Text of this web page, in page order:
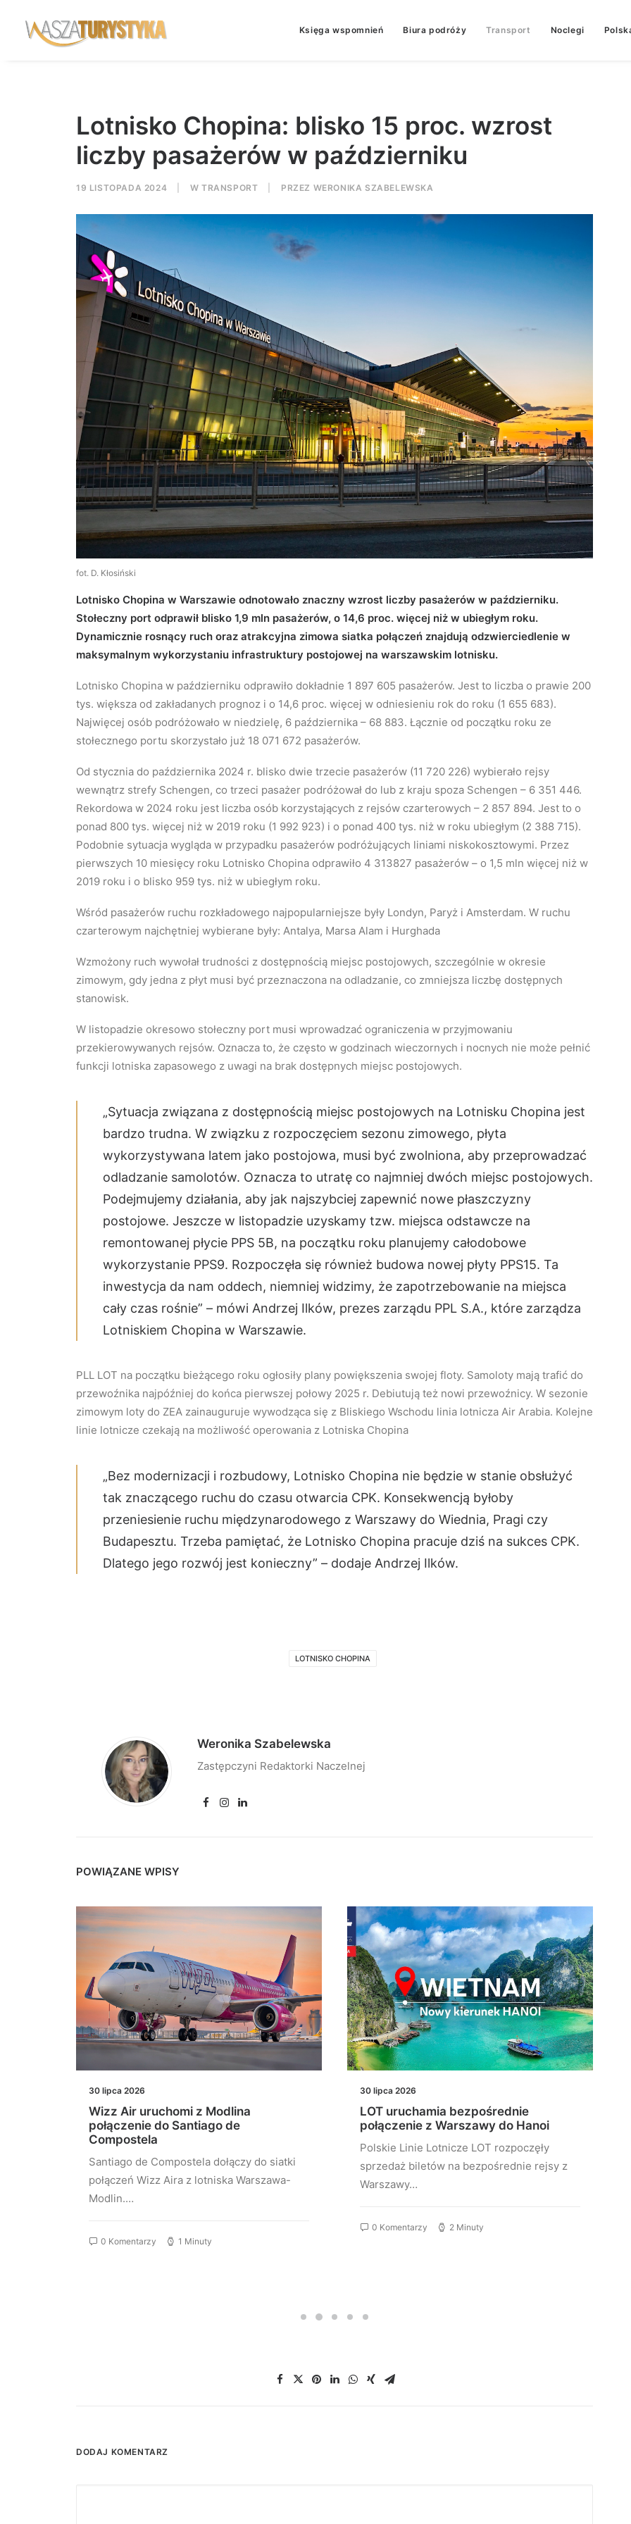
Księga wspomnień Biura podróży Transport Noclegi
Lotnisko Chopina: blisko 15 proc. wzrost
liczby pasażerów w październiku
19 LISTOPADA 2024 WTRANSPORT PRZEZ WERONIKA SZABELEWSKA
fot. D. Kłosiński
Lotnisko Chopina w Warszawie odnotowało znaczny wzrost liczby pasażerów w październiku.
Stołeczny port odprawił blisko 1,9 mln pasażerów, o 14,6 proc. więcej niż w ubiegłym roku.
Dynamicznie rosnący ruch oraz atrakcyjna zimowa siatka połączeń znajdują odzwierciedlenie w
maksymalnym wykorzystaniu infrastruktury postojowej na warszawskim lotnisku.
Lotnisko Chopina w październiku odprawiło dokładnie 1 897 605 pasażerów. Jest to liczba o prawie 200
tys. większa od zakładanych prognoz i o 14,6 proc. więcej w odniesieniu rok do roku (1 655 683).
Najwięcej osób podróżowało w niedzielę, 6 października – 68 883. Łącznie od początku roku ze
stołecznego portu skorzystało już 18 071 672 pasażerów.
Od stycznia do października 2024 r. blisko dwie trzecie pasażerów (11 720 226) wybierało rejsy
wewnątrz strefy Schengen, co trzeci pasażer podróżował do lub z kraju spoza Schengen – 6 351 446.
Rekordowa w 2024 roku jest liczba osób korzystających z rejsów czarterowych – 2 857 894. Jest to o
ponad 800 tys. więcej niż w 2019 roku (1 992 923) i o ponad 400 tys. niż w roku ubiegłym (2 388 715).
Podobnie sytuacja wygląda w przypadku pasażerów podróżujących liniami niskokosztowymi. Przez
pierwszych 10 miesięcy roku Lotnisko Chopina odprawiło 4 313827 pasażerów – o 1,5 mln więcej niż w
2019 roku i o blisko 959 tys. niż w ubiegłym roku.
Wśród pasażerów ruchu rozkładowego najpopularniejsze były Londyn, Paryż i Amsterdam. W ruchu
czarterowym najchętniej wybierane były: Antalya, Marsa Alam i Hurghada
Wzmożony ruch wywołał trudności z dostępnością miejsc postojowych, szczególnie w okresie
zimowym, gdy jedna z płyt musi być przeznaczona na odladzanie, co zmniejsza liczbę dostępnych
stanowisk.
W listopadzie okresowo stołeczny port musi wprowadzać ograniczenia w przyjmowaniu
przekierowywanych rejsów. Oznacza to, że często w godzinach wieczornych i nocnych nie może pełnić
funkcji lotniska zapasowego z uwagi na brak dostępnych miejsc postojowych.
„Sytuacja związana z dostępnością miejsc postojowych na Lotnisku Chopina jest
bardzo trudna. W związku z rozpoczęciem sezonu zimowego, płyta
wykorzystywana latem jako postojowa, musi być zwolniona, aby przeprowadzać
odladzanie samolotów. Oznacza to utratę co najmniej dwóch miejsc postojowych.
Podejmujemy działania, aby jak najszybciej zapewnić nowe płaszczyzny
postojowe. Jeszcze w listopadzie uzyskamy tzw. miejsca odstawcze na
remontowanej płycie PPS 5B, na początku roku planujemy całodobowe
wykorzystanie PPS9. Rozpoczęła się również budowa nowej płyty PPS15. Ta
inwestycja da nam oddech, niemniej widzimy, że zapotrzebowanie na miejsca
cały czas rośnie” – mówi Andrzej Ilków, prezes zarządu PPL S.A., które zarządza
Lotniskiem Chopina w Warszawie.
PLL LOT na początku bieżącego roku ogłosiły plany powiększenia swojej floty. Samoloty mają trafić do
przewoźnika najpóźniej do końca pierwszej połowy 2025 r. Debiutują też nowi przewoźnicy. W sezonie
zimowym loty do ZEA zainauguruje wywodząca się z Bliskiego Wschodu linia lotnicza Air Arabia. Kolejne
linie lotnicze czekają na możliwość operowania z Lotniska Chopina
„Bez modernizacji i rozbudowy, Lotnisko Chopina nie będzie w stanie obsłużyć
tak znaczącego ruchu do czasu otwarcia CPK. Konsekwencją byłoby
przeniesienie ruchu międzynarodowego z Warszawy do Wiednia, Pragi czy
Budapesztu. Trzeba pamiętać, że Lotnisko Chopina pracuje dziś na sukces CPK.
Dlatego jego rozwój jest konieczny” – dodaje Andrzej Ilków.
LOTNISKO CHOPINA
Weronika Szabelewska
Zastępczyni Redaktorki Naczelnej
POWIĄZANE WPISY
30 lipca 2026
Wizz Air uruchomi z Modlina
połączenie do Santiago de
Compostela
Santiago de Compostela dołączy do siatki
połączeń Wizz Aira z lotniska Warszawa-
Modlin.…
0 Komentarzy 1 Minuty
30 lipca 2026
LOT uruchamia bezpośrednie
połączenie z Warszawy do Hanoi
Polskie Linie Lotnicze LOT rozpoczęły
sprzedaż biletów na bezpośrednie rejsy z
Warszawy…
0 Komentarzy 2 Minuty
DODAJ KOMENTARZ